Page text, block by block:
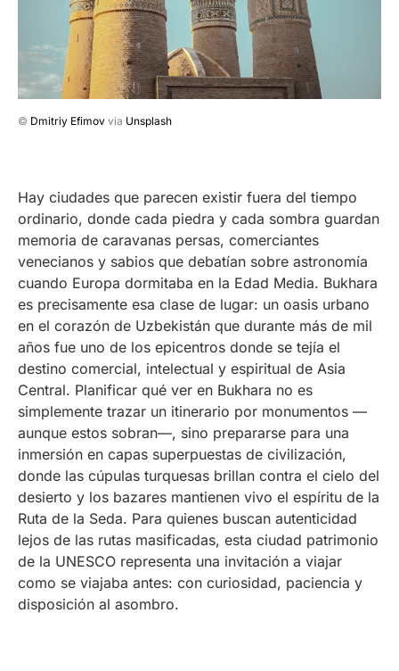
© Dmitriy Efimov via Unsplash
Hay ciudades que parecen existir fuera del tiempo
ordinario, donde cada piedra y cada sombra guardan
memoria de caravanas persas, comerciantes
venecianos y sabios que debatían sobre astronomía
cuando Europa dormitaba en la Edad Media. Bukhara
es precisamente esa clase de lugar: un oasis urbano
en el corazón de Uzbekistán que durante más de mil
años fue uno de los epicentros donde se tejía el
destino comercial, intelectual y espiritual de Asia
Central. Planificar qué ver en Bukhara no es
simplemente trazar un itinerario por monumentos —
aunque estos sobran—, sino prepararse para una
inmersión en capas superpuestas de civilización,
donde las cúpulas turquesas brillan contra el cielo del
desierto y los bazares mantienen vivo el espíritu de la
Ruta de la Seda. Para quienes buscan autenticidad
lejos de las rutas masificadas, esta ciudad patrimonio
de la UNESCO representa una invitación a viajar
como se viajaba antes: con curiosidad, paciencia y
disposición al asombro.